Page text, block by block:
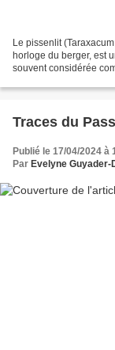
Le pissenlit
horloge du berger, est
souvent considérée
Traces du
Publié le 17/04/2024 à
Par Evelyne Guyader-